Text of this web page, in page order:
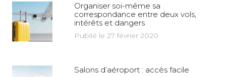
Organiser soi-même sa
correspondance entre deux vols,
intérêts et dangers
Publié le 27 février 2020
Salons d’aéroport : accès facile